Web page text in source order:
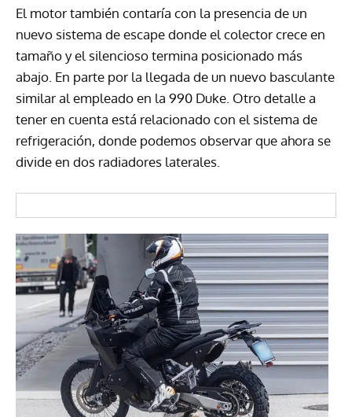
El motor también contaría con la presencia de un
nuevo sistema de escape donde el colector crece en
tamaño y el silencioso termina posicionado más
abajo. En parte por la llegada de un nuevo basculante
similar al empleado en la 990 Duke. Otro detalle a
tener en cuenta está relacionado con el sistema de
refrigeración, donde podemos observar que ahora se
divide en dos radiadores laterales.